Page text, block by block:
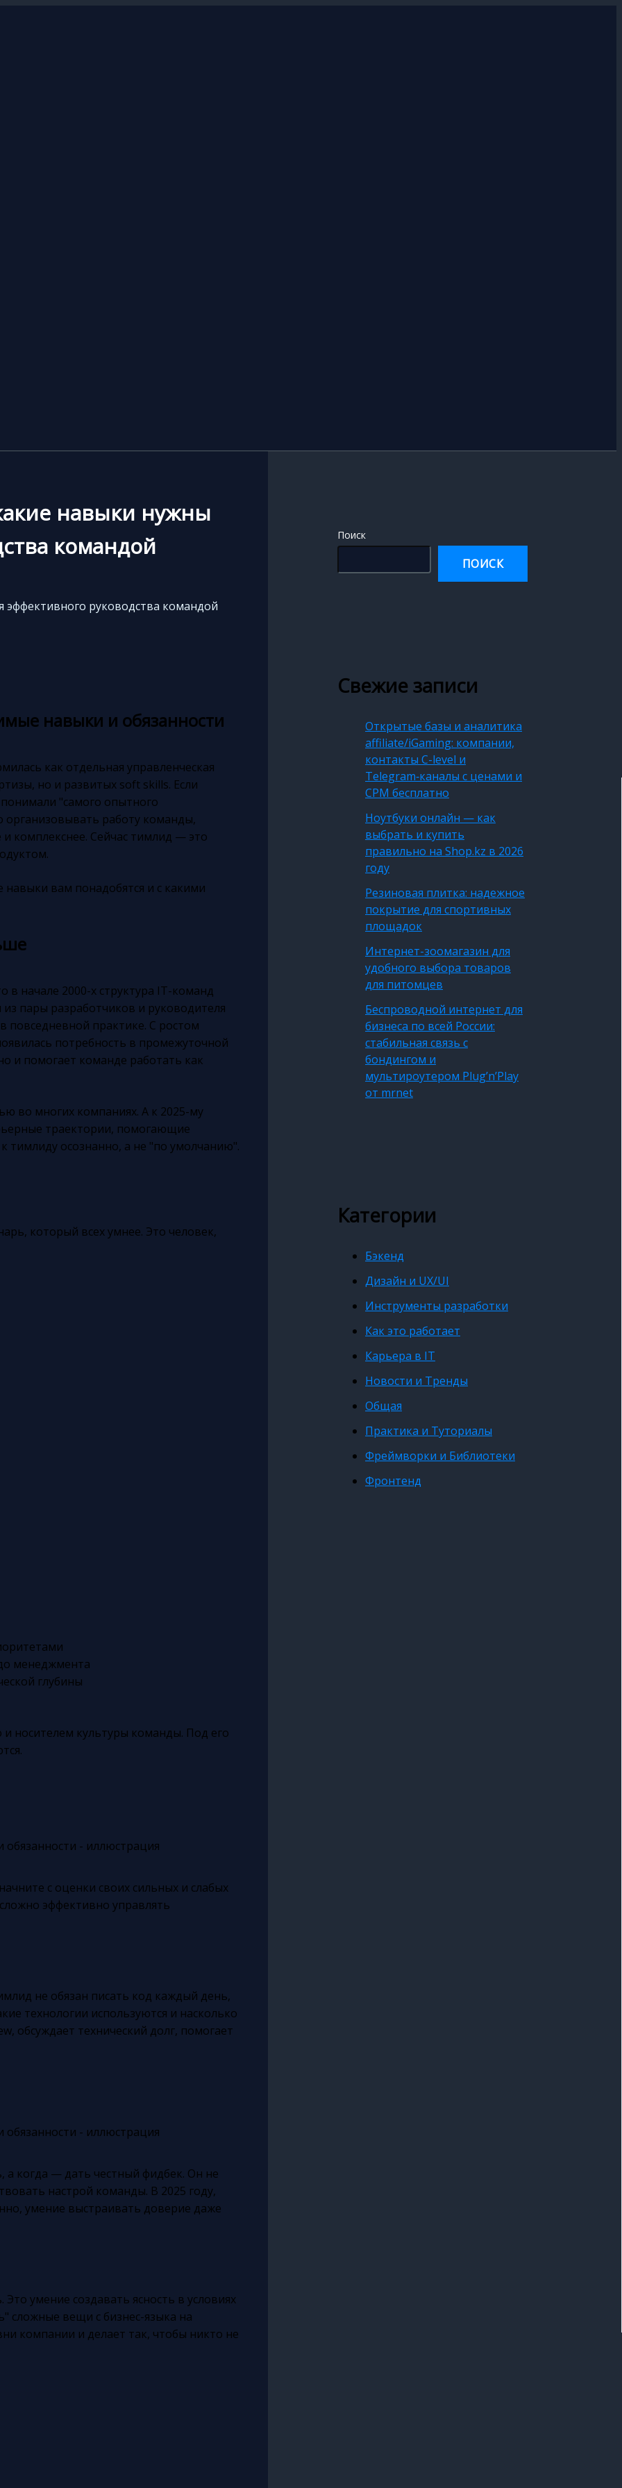
навыки нужны
командой
руководства командой
навыки и обязанности
как отдельная управленческая
но и развитых soft skills. Если
"самого опытного
организовывать работу команды,
и комплекснее. Сейчас тимлид — это
вам понадобятся и с какими
в начале 2000-х структура IT-команд
пары разработчиков и руководителя
повседневной практике. С ростом
потребность в промежуточной
и помогает команде работать как
во многих компаниях. А к 2025-му
траектории, помогающие
тимлиду осознанно, а не "по умолчанию".
который всех умнее. Это человек,
менеджмента
глубины
носителем культуры команды. Под его
с оценки своих сильных и слабых
эффективно управлять
не обязан писать код каждый день,
технологии используются и насколько
обсуждает технический долг, помогает
когда — дать честный фидбек. Он не
настрой команды. В 2025 году,
умение выстраивать доверие даже
умение создавать ясность в условиях
сложные вещи с бизнес-языка на
компании и делает так, чтобы никто не
Поиск
ПОИСК
Свежие записи
Открытые базы и аналитика
affiliate/iGaming: компании,
контакты C-level и
Telegram‑каналы с ценами и
CPM бесплатно
Ноутбуки онлайн — как
выбрать и купить
правильно на Shop.kz в 2026
году
Резиновая плитка: надежное
покрытие для спортивных
площадок
Интернет-зоомагазин для
удобного выбора товаров
для питомцев
Беспроводной интернет для
бизнеса по всей России:
стабильная связь с
бондингом и
мультироутером Plug’n’Play
от mrnet
Категории
Бэкенд
Дизайн и UX/UI
Инструменты разработки
Как это работает
Карьера в IT
Новости и Тренды
Общая
Практика и Туториалы
Фреймворки и Библиотеки
Фронтенд